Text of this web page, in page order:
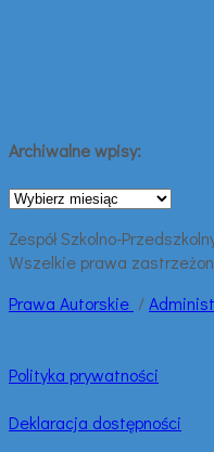
Archiwalne wpisy:
Archiwalne
Zespół Szkolno-
Wszelkie prawa
Prawa Autorskie /
Polityka prywatności
Deklaracja dostępności